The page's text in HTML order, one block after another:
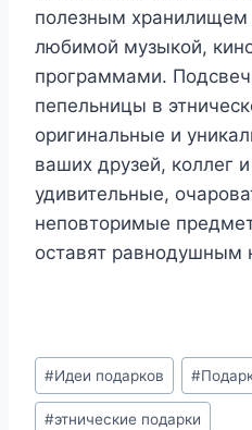
полезным хранилищем
любимой музыкой,
программами.
пепельницы в
оригинальные и
ваших друзей, коллег
удивительные,
неповторимые
оставят равнодушным
Метки
записи:
#Идеи подарков #
#этнические подарки